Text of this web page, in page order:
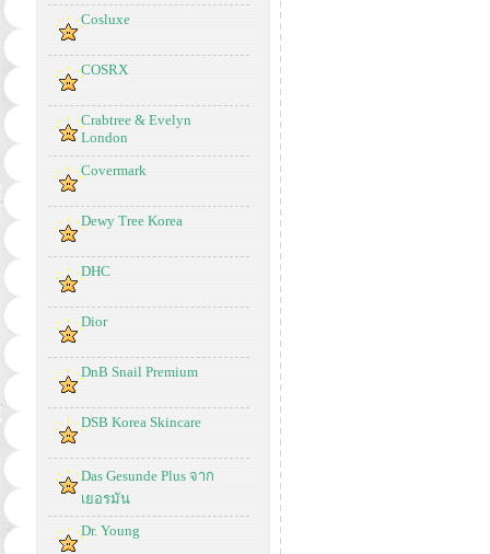
Cosluxe
COSRX
Crabtree & Evelyn
London
Covermark
Dewy Tree Korea
DHC
Dior
DnB Snail Premium
DSB Korea Skincare
Das Gesunde Plus จาก
เยอรมัน
Dr. Young